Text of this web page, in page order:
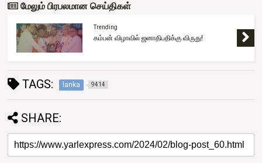
மேலும் பிரபலமான செய்திகள்
Trending
கம்பன் விழாவில் ஜனாதிபதிக்கு விருது!
TAGS: lanka 9414
SHARE: